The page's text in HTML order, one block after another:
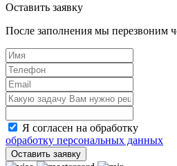
Оставить заявку
После заполнения мы перезвоним
Я согласен на обработку
обработку персональных данных
Оставить заявку